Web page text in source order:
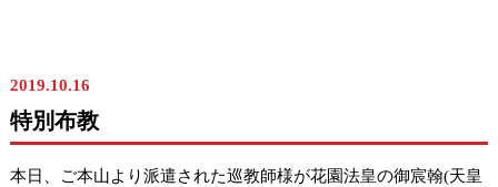
2019.10.16
特別布教
本日、ご本山より派遣された巡教師様が花園法皇の御宸翰(天皇